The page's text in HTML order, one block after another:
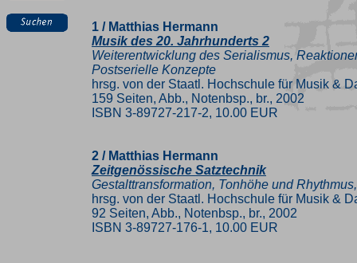
1 / Matthias Hermann
Musik des 20. Jahrhunderts 2
Weiterentwicklung des Serialismus,
Postserielle Konzepte
hrsg. von der Staatl. Hochschule für Musik &
159 Seiten, Abb., Notenbsp., br., 2002
ISBN 3-89727-217-2, 10.00 EUR
2 / Matthias Hermann
Zeitgenössische Satztechnik
Gestalttransformation, Tonhöhe und
hrsg. von der Staatl. Hochschule für Musik &
92 Seiten, Abb., Notenbsp., br., 2002
ISBN 3-89727-176-1, 10.00 EUR